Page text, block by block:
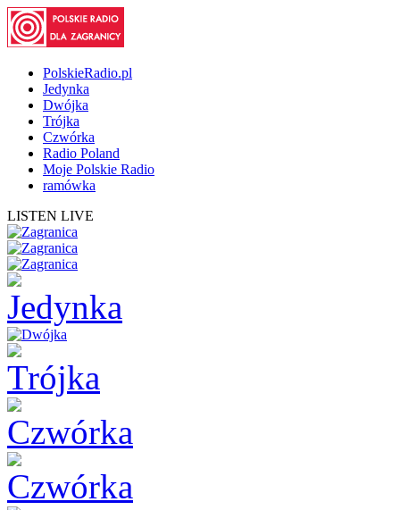
PolskieRadio.pl
Jedynka
Dwójka
Trójka
Czwórka
Radio Poland
Moje Polskie Radio
ramówka
LISTEN LIVE